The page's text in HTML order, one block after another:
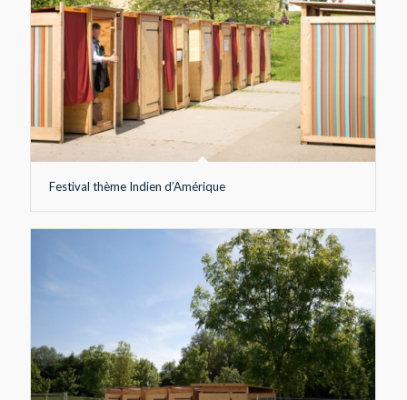
Festival thème Indien d’Amérique